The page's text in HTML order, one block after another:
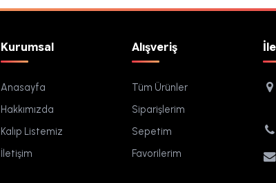
Kurumsal
Anasayfa
Hakkımızda
Kalıp Listemiz
İletişim
Alışveriş
Tüm Ürünler
Siparişlerim
Sepetim
Favorilerim